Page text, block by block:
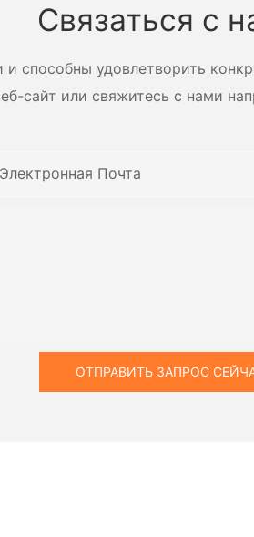
сушильная установка с
Связаться с
способны удовлетворить
сайт или свяжитесь с нами
Электронная Почта
ОТПРАВИТЬ ЗАПРОС